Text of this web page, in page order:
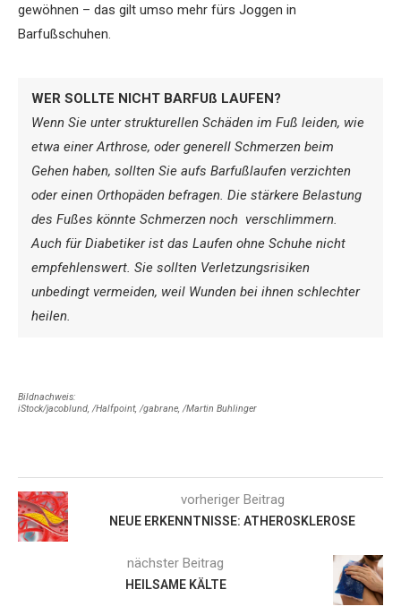
gewöhnen – das gilt umso mehr fürs Joggen in
Barfußschuhen.
WER SOLLTE NICHT BARFUß LAUFEN?
Wenn Sie unter strukturellen Schäden im Fuß leiden, wie
etwa einer Arthrose, odergenerell Schmerzen beim
Gehen haben, sollten Sie aufs Barfußlaufen verzichten
oder einen Orthopäden befragen. Die stärkere Belastung
des ­Fußes könnte Schmerzen noch verschlimmern.
Auch für Dia­betiker ist das Laufen ohne ­Schuhe nicht
empfehlenswert. Sie sollten Verletzungsrisiken
unbedingt vermeiden, weil Wunden bei ihnen schlechter
heilen.
Bildnachweis:
iStock/jacoblund, /Halfpoint, /gabrane, /Martin Buhlinger
vorheriger Beitrag
NEUE ERKENNTNISSE: ATHEROSKLEROSE
nächster Beitrag
HEILSAME KÄLTE